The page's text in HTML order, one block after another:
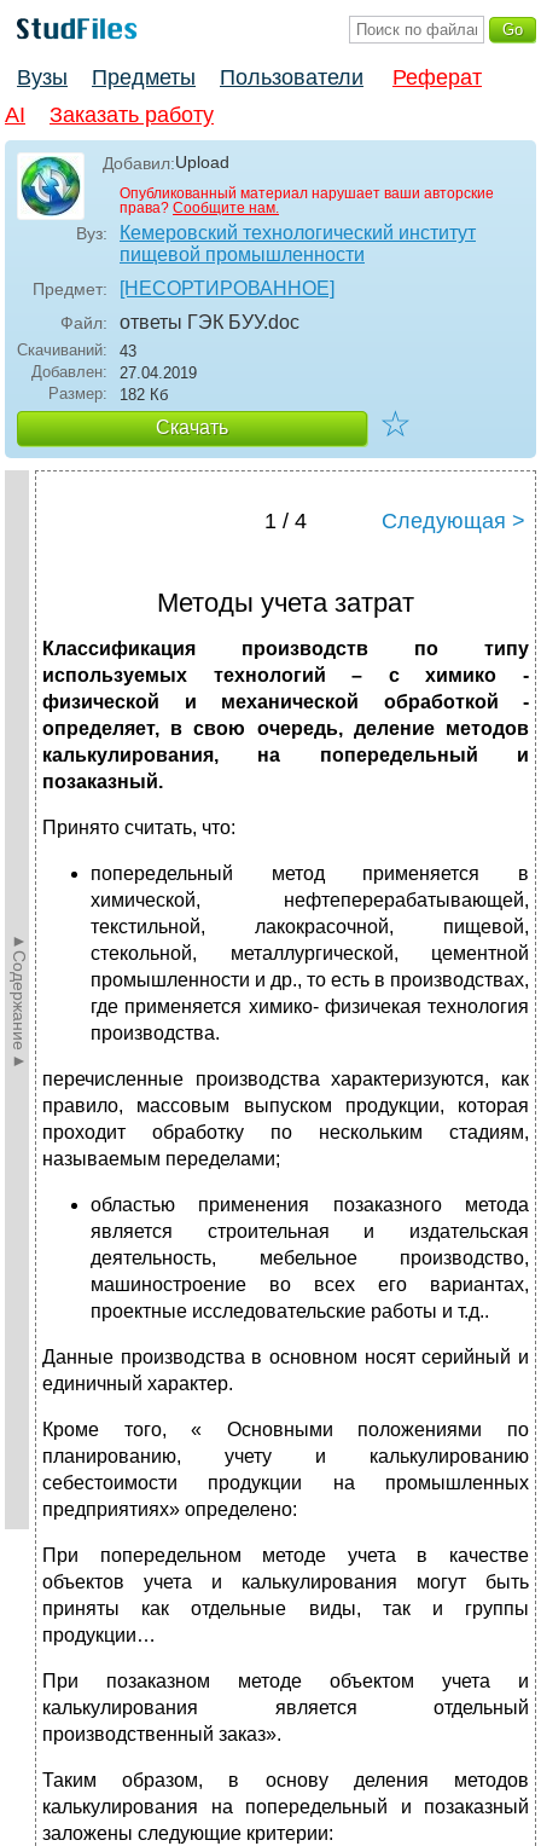
Вузы Предметы Пользователи
Реферат
AI
Заказать работу
Добавил:Upload
Опубликованный материал нарушает ваши авторские
права? Сообщите нам.
Вуз:
Кемеровский технологический институт
пищевой промышленности
Предмет: [НЕСОРТИРОВАННОЕ]
Файл: ответы ГЭК БУУ.doc
Скачиваний:
43
Добавлен:
27.04.2019
Размер:
182 Кб
Скачать ☆
►Содержание►
1 / 4 Следующая >
Методы учета затрат
Классификация производств по типу
используемых технологий – с химико -
физической и механической обработкой -
определяет, в свою очередь, деление методов
калькулирования, на попередельный и
позаказный.
Принято считать, что:
попередельный метод применяется в
химической, нефтеперерабатывающей,
текстильной, лакокрасочной, пищевой,
стекольной, металлургической, цементной
промышленности и др., то есть в производствах,
где применяется химико- физичекая технология
производства.
перечисленные производства характеризуются, как
правило, массовым выпуском продукции, которая
проходит обработку по нескольким стадиям,
называемым переделами;
областью применения позаказного метода
является строительная и издательская
деятельность, мебельное производство,
машиностроение во всех его вариантах,
проектные исследовательские работы и т.д..
Данные производства в основном носят серийный и
единичный характер.
Кроме того, « Основными положениями по
планированию, учету и калькулированию
себестоимости продукции на промышленных
предприятиях» определено:
При попередельном методе учета в качестве
объектов учета и калькулирования могут быть
приняты как отдельные виды, так и группы
продукции…
При позаказном методе объектом учета и
калькулирования является отдельный
производственный заказ».
Таким образом, в основу деления методов
калькулирования на попередельный и позаказный
заложены следующие критерии: